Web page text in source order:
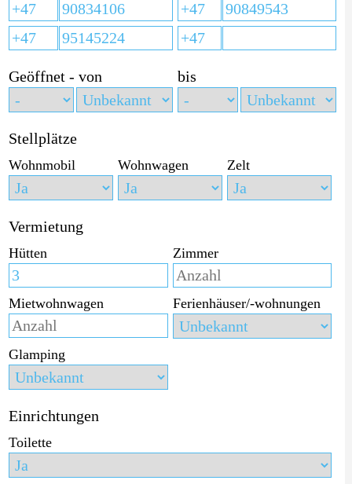
Geöffnet - von bis
Stellplätze
Wohnmobil Wohnwagen Zelt
Vermietung
Hütten Zimmer
Mietwohnwagen Ferienhäuser/-wohnungen
Glamping
Einrichtungen
Toilette